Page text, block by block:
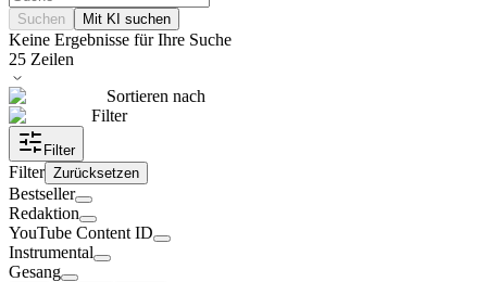
Suchen Mit KI suchen
Keine Ergebnisse für Ihre Suche
25 Zeilen
Sortieren nach
Filter
Filter
Filter Zurücksetzen
Bestseller
Redaktion
YouTube Content ID
Instrumental
Gesang